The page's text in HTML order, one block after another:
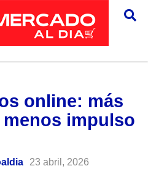
online: más
impulso
23 abril, 2026